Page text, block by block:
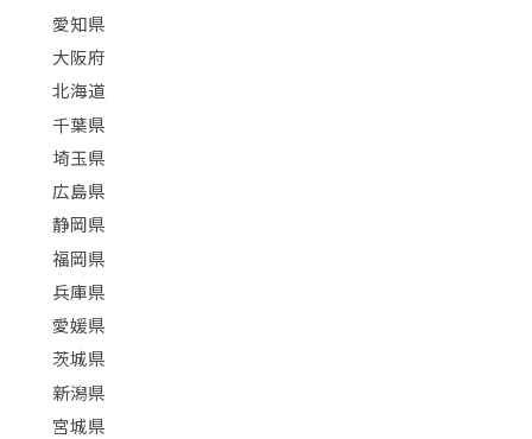
愛知県
大阪府
北海道
千葉県
埼玉県
広島県
静岡県
福岡県
兵庫県
愛媛県
茨城県
新潟県
宮城県